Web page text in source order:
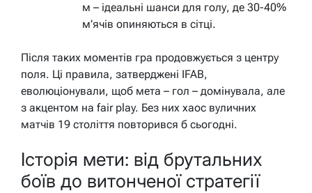
м – ідеальні шанси для голу, де 30-40%
м’ячів опиняються в сітці.
Після таких моментів гра продовжується з центру
поля. Ці правила, затверджені IFAB,
еволюціонували, щоб мета – гол – домінувала, але
з акцентом на fair play. Без них хаос вуличних
матчів 19 століття повторився б сьогодні.
Історія мети: від брутальних
боїв до витонченої стратегії